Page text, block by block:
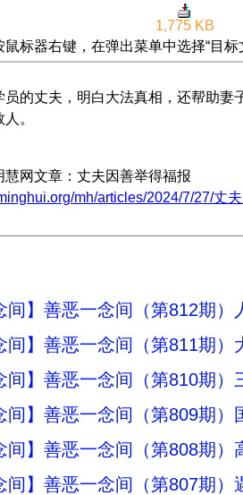
1,775 KB
鼠标器右键，在弹出菜单中选择“目
员的丈夫，明白大法真相，还帮助
。
慧网文章：丈夫因善举得福报
mh/articles/2024/7/27/丈
间】善恶一念间（第812期
间】善恶一念间（第811期
间】善恶一念间（第810期
间】善恶一念间（第809期
间】善恶一念间（第808期
间】善恶一念间（第807期